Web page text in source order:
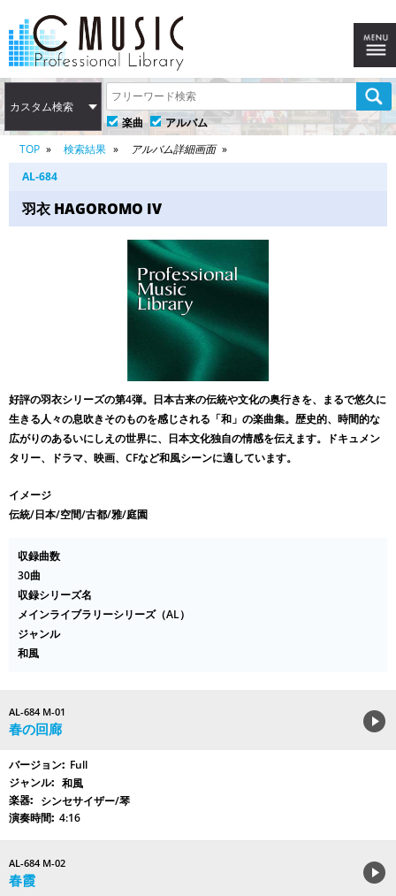
カスタム検索
楽曲
アルバム
TOP
検索結果
アルバム詳細画面
AL-684
羽衣 HAGOROMO IV
好評の羽衣シリーズの第4弾。日本古来の伝統や文化の奥行きを、まるで悠久に
生きる人々の息吹きそのものを感じされる「和」の楽曲集。歴史的、時間的な
広がりのあるいにしえの世界に、日本文化独自の情感を伝えます。ドキュメン
タリー、ドラマ、映画、CFなど和風シーンに適しています。
イメージ
伝統/日本/空間/古都/雅/庭園
収録曲数
30曲
収録シリーズ名
メインライブラリーシリーズ（AL）
ジャンル
和風
AL-684 M-01
春の回廊
Full
和風
シンセサイザー/琴
4:16
AL-684 M-02
春霞